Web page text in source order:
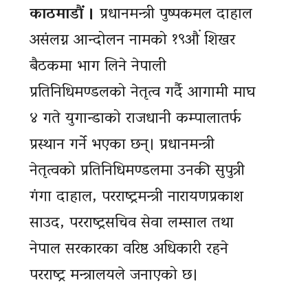
काठमाडौं । प्रधानमन्त्री पुष्पकमल दाहाल
असंलग्न आन्दोलन नामको १९औं शिखर
बैठकमा भाग लिने नेपाली
प्रतिनिधिमण्डलको नेतृत्व गर्दै आगामी माघ
४ गते युगान्डाको राजधानी कम्पालातर्फ
प्रस्थान गर्ने भएका छन्। प्रधानमन्त्री
नेतृत्वको प्रतिनिधिमण्डलमा उनकी सुपुत्री
गंगा दाहाल, परराष्ट्रमन्त्री नारायणप्रकाश
साउद, परराष्ट्रसचिव सेवा लम्साल तथा
नेपाल सरकारका वरिष्ठ अधिकारी रहने
परराष्ट्र मन्त्रालयले जनाएको छ।